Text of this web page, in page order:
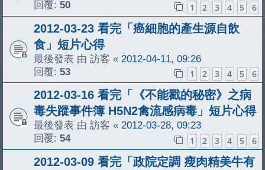
回覆: 50 1 2 3 4 5 6
2012-03-23 看完「癌細胞的產生源自飲
食」短片心得
最後發表 由 訪客 « 2012-04-11, 09:26
回覆: 53 1 2 3 4 5 6
2012-03-16 看完「《不能戳的秘密》之病
毒失蹤事件簿 H5N2禽流感病毒」短片心得
最後發表 由 訪客 « 2012-03-28, 09:23
回覆: 54 1 2 3 4 5 6
2012-03-09 看完「政院定調 瘦肉精美牛有